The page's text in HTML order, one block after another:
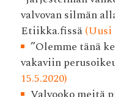
valvovan silmän
Etiikka.fissä(Uusi
”Olemme tänä
vakaviin
15.5.2020)